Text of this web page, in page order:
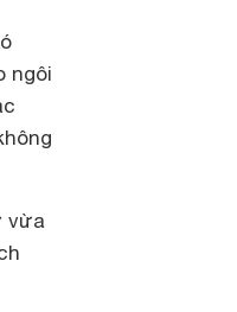
ngôi
vừa